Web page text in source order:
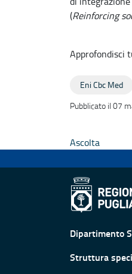
(Reinforcing
Approfondisci
Eni Cbc Med
Pubblicato il 07
Ascolta
Dipartimento
Struttura